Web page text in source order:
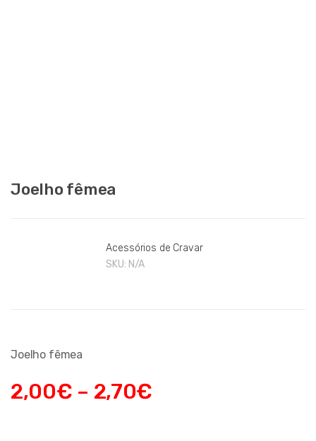
Joelho fêmea
Acessórios de Cravar
SKU: N/A
Joelho fêmea
2,00€ – 2,70€